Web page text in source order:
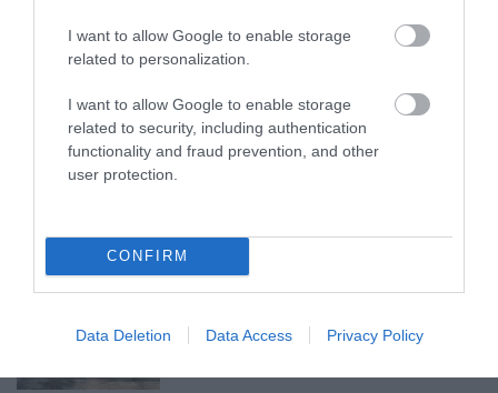
I want to allow Google to enable storage
related to personalization.
I want to allow Google to enable storage
related to security, including authentication
functionality and fraud prevention, and other
user protection.
CONFIRM
Data Deletion Data Access Privacy Policy
TÍZ ÉVE NEM VOLT ILYEN ALACSONY AZ
INFLÁCIÓ MAGYARORSZÁGON
2026. augusztus 07|Mindenki ügye
MINDHÁROM ÜTEMBEN DOLGOZNAK A 25-
2026. augusztus 07 |Eger ügye